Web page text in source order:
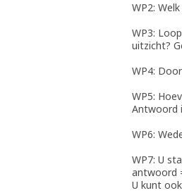
WP2:
WP3:
uitzicht?
WP4:
WP5:
Antwoord
WP6:
WP7: U
antwoord
U kunt